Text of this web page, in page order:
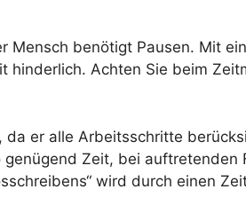
Mensch benötigt Pausen. Mit
Achten Sie beim
er alle Arbeitsschritte
Zeit, bei auftretenden
wird durch einen